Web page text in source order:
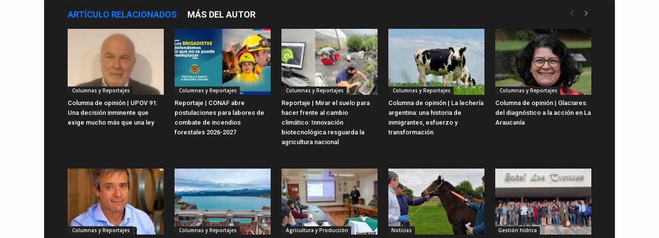
ARTÍCULO RELACIONADOS MÁS DEL AUTOR
Columnas y Reportajes
Columna de opinión | UPOV 91:
Una decisión inminente que
exige mucho más que una ley
Columnas y Reportajes
Reportaje | CONAF abre
postulaciones para labores de
combate de incendios
forestales 2026-2027
Columnas y Reportajes
Reportaje | Mirar el suelo para
hacer frente al cambio
climático: Innovación
biotecnológica resguarda la
agricultura nacional
Columnas y Reportajes
Columna de opinión | La lechería
argentina: una historia de
inmigrantes, esfuerzo y
transformación
Columnas y Reportajes
Columna de opinión | Glaciares:
del diagnóstico a la acción en La
Araucanía
Columnas y Reportajes Columnas y Reportajes Agricultura y Producción Noticias Gestión hídrica